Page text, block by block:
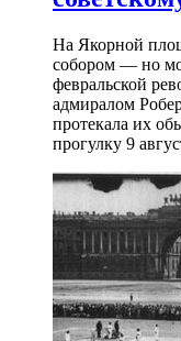
На Якорной
собором — но
февральской
адмиралом
протекала их
прогулку 9